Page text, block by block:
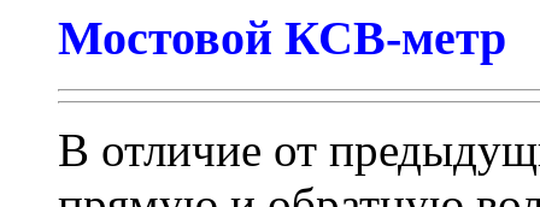
Мостовой КСВ-метр
В отличие от